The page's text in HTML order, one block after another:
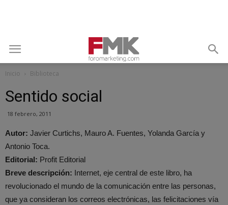
Inicio Biblioteca
Sentido social
18 febrero, 2011
Autor: Javier Curtichs, Mauro A. Fuentes, Yolanda García y
Antonio Toca.
Editorial: Profit Editorial
Breve descripción: Internet, eje central de este libro, ha
revolucionado el mundo de la comunicación entre las personas,
que ya consideran los correos electrónicas, las felicitaciones vía